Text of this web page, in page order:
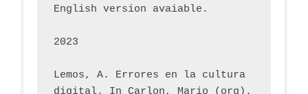
English version avaiable.
2023
Lemos, A. Errores en la cultura